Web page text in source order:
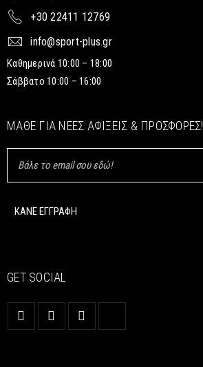
+30 22411 12769
info@sport-plus.gr
Καθημερινά 10:00 – 18:00
Σάββατο 10:00 – 16:00
ΜΆΘΕ ΓΙΑ ΝΈΕΣ ΑΦΊΞΕΙΣ & ΠΡΟΣΦΟΡΈΣ!
GET SOCIAL